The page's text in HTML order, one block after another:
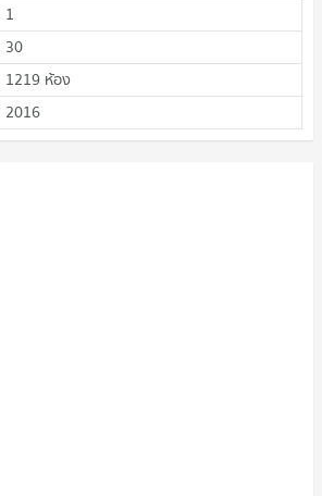
1
30
1219 ห้อง
2016